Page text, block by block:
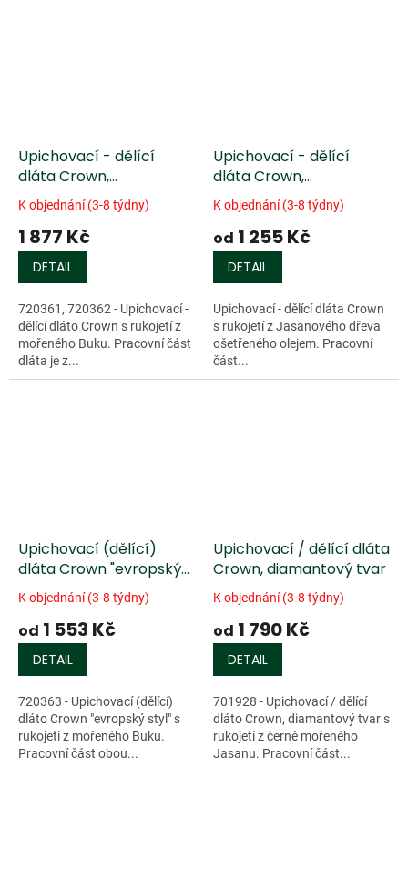
Upichovací - dělící
dláta Crown,
trojúhelníkový tvar
K objednání (3-8 týdny)
1 877 Kč
DETAIL
720361, 720362 - Upichovací -
dělící dláto Crown s rukojetí z
mořeného Buku. Pracovní část
dláta je z...
Upichovací - dělící
dláta Crown,
trojúhelníkový tvar, ,
rukojeť z Jasanu
ošetřená olejem
K objednání (3-8 týdny)
od 1 255 Kč
DETAIL
Upichovací - dělící dláta Crown
s rukojetí z Jasanového dřeva
ošetřeného olejem. Pracovní
část...
Upichovací (dělící)
dláta Crown "evropský
styl"
K objednání (3-8 týdny)
od 1 553 Kč
DETAIL
720363 - Upichovací (dělící)
dláto Crown "evropský styl" s
rukojetí z mořeného Buku.
Pracovní část obou...
Upichovací / dělící dláta
Crown, diamantový tvar
K objednání (3-8 týdny)
od 1 790 Kč
DETAIL
701928 - Upichovací / dělící
dláto Crown, diamantový tvar s
rukojetí z černě mořeného
Jasanu. Pracovní část...